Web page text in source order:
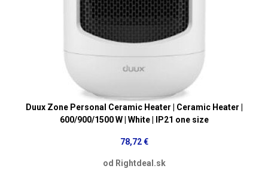
Duux Zone Personal Ceramic Heater | Ceramic Heater |
600/900/1500 W | White | IP21 one size
78,72 €
od Rightdeal.sk